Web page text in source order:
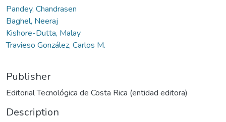
Pandey, Chandrasen
Baghel, Neeraj
Kishore-Dutta, Malay
Travieso González, Carlos M.
Publisher
Editorial Tecnológica de Costa Rica (entidad editora)
Description